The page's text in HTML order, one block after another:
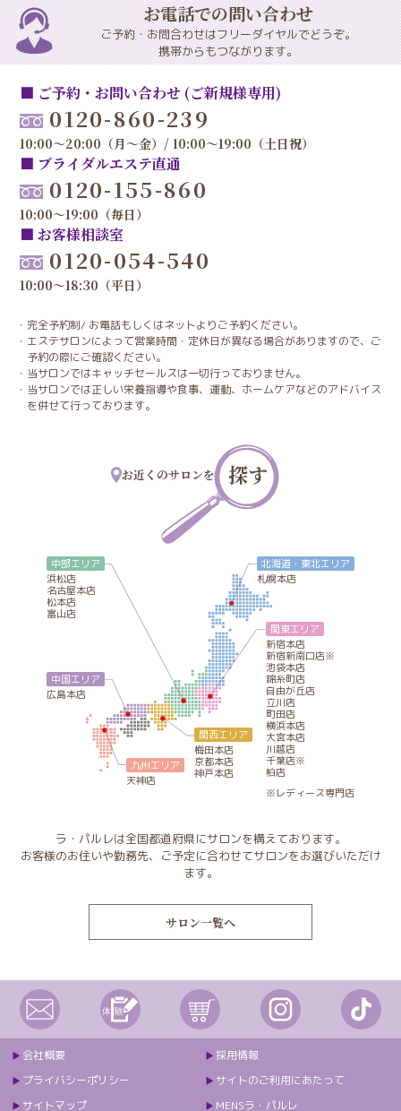
お電話での問い合わせ
ご予約・お問合わせはフリーダイヤルでどうぞ。
携帯からもつながります。
■ ご予約・お問い合わせ (ご新規様専用)
0120-860-239
10:00～20:00（月～金）/ 10:00～19:00（土日祝）
■ ブライダルエステ直通
0120-155-860
10:00～19:00（毎日）
■ お客様相談室
0120-054-540
10:00～18:30（平日）
完全予約制/ お電話もしくはネットよりご予約ください。
エステサロンによって営業時間・定休日が異なる場合がありますので、ご
予約の際にご確認ください。
当サロンではキャッチセールスは一切行っておりません。
当サロンでは正しい栄養指導や食事、運動、ホームケアなどのアドバイス
を併せて行っております。
お近くのサロンを 探す
北海道・東北エリア
札幌本店
関東エリア
新宿本店
新宿新南口店※
池袋本店
錦糸町店
自由が丘店
立川店
町田店
横浜本店
大宮本店
川越店
千葉店※
柏店
※レディース専門店
中部エリア
浜松店
名古屋本店
松本店
富山店
関西エリア
梅田本店
京都本店
神戸本店
中国エリア
広島本店
九州エリア
天神店
ラ・パルレは全国都道府県にサロンを構えております。
お客様のお住いや勤務先、ご予定に合わせてサロンをお選びいただけ
ます。
サロン一覧へ
会社概要
採用情報
プライバシーポリシー
サイトのご利用にあたって
サイトマップ
MENSラ・パルレ